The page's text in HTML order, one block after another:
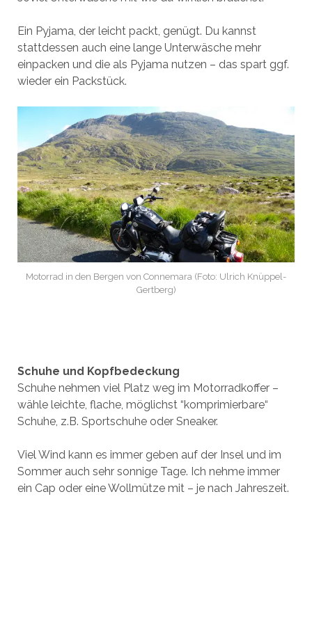
Ein Pyjama, der leicht packt, genügt. Du kannst
stattdessen auch eine lange Unterwäsche mehr
einpacken und die als Pyjama nutzen – das spart ggf.
wieder ein Packstück.
Motorrad in den Bergen von Connemara (Foto: Ulrich Knüppel-
Gertberg)
Schuhe und Kopfbedeckung
Schuhe nehmen viel Platz weg im Motorradkoffer –
wähle leichte, flache, möglichst “komprimierbare“
Schuhe, z.B. Sportschuhe oder Sneaker.
Viel Wind kann es immer geben auf der Insel und im
Sommer auch sehr sonnige Tage. Ich nehme immer
ein Cap oder eine Wollmütze mit – je nach Jahreszeit.